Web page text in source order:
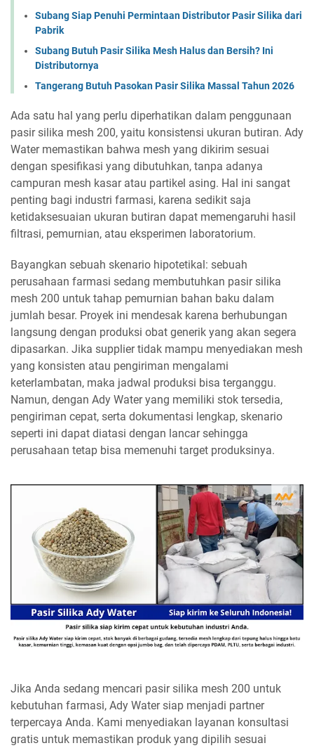
Subang Siap Penuhi Permintaan Distributor Pasir Silika dari
Pabrik
Subang Butuh Pasir Silika Mesh Halus dan Bersih? Ini
Distributornya
Tangerang Butuh Pasokan Pasir Silika Massal Tahun 2026
Ada satu hal yang perlu diperhatikan dalam penggunaan
pasir silika mesh 200, yaitu konsistensi ukuran butiran. Ady
Water memastikan bahwa mesh yang dikirim sesuai
dengan spesifikasi yang dibutuhkan, tanpa adanya
campuran mesh kasar atau partikel asing. Hal ini sangat
penting bagi industri farmasi, karena sedikit saja
ketidaksesuaian ukuran butiran dapat memengaruhi hasil
filtrasi, pemurnian, atau eksperimen laboratorium.
Bayangkan sebuah skenario hipotetikal: sebuah
perusahaan farmasi sedang membutuhkan pasir silika
mesh 200 untuk tahap pemurnian bahan baku dalam
jumlah besar. Proyek ini mendesak karena berhubungan
langsung dengan produksi obat generik yang akan segera
dipasarkan. Jika supplier tidak mampu menyediakan mesh
yang konsisten atau pengiriman mengalami
keterlambatan, maka jadwal produksi bisa terganggu.
Namun, dengan Ady Water yang memiliki stok tersedia,
pengiriman cepat, serta dokumentasi lengkap, skenario
seperti ini dapat diatasi dengan lancar sehingga
perusahaan tetap bisa memenuhi target produksinya.
Jika Anda sedang mencari pasir silika mesh 200 untuk
kebutuhan farmasi, Ady Water siap menjadi partner
terpercaya Anda. Kami menyediakan layanan konsultasi
gratis untuk memastikan produk yang dipilih sesuai